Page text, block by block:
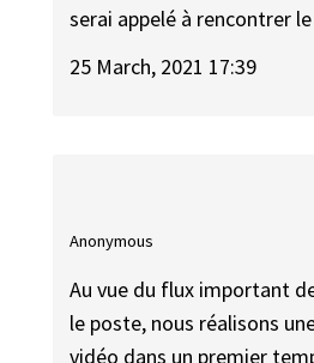
serai appelé à rencontrer
25 March, 2021 17:39
Anonymous
Au vue du flux important
le poste, nous réalisons
vidéo dans un premier